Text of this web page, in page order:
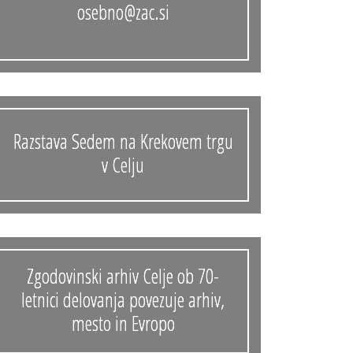
Vloga za čitalnico
Strokovna usposabljanja za uslužbence
Register ustvarjalcev
Arhivske škatle
Projekti
Slovenski elektronski arhiv
osebno@zac.si
Razstava Sedem na Krekovem trgu
v Celju
Zgodovinski arhiv Celje ob 70-
letnici delovanja povezuje arhiv,
mesto in Evropo